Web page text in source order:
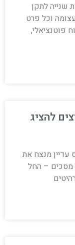
שנייה לתקן
וכל פרט
פוטנציאלי,
להציג
עדיין מנצח את
מסכים – החל